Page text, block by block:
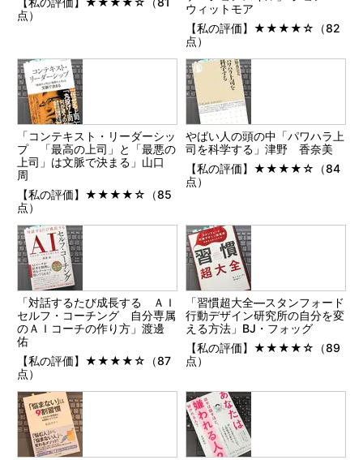
点）
ウィットモア
【私の評価】★★★★☆（82
点）
「コンテキスト・リーダーシッ
プ 「最高の上司」と「最悪の
上司」は文脈で決まる」山口
周
【私の評価】★★★★☆（85
点）
やばい人の頭の中「パワハラ上
司を科学する」津野 香奈美
【私の評価】★★★★☆（84
点）
「対話するたび成長する ＡＩ
セルフ・コーチング 自分専属
のＡＩコーチの作り方」渡邊
佑
【私の評価】★★★★☆（87
点）
「習慣超大全―スタンフォード
行動デザイン研究所の自分を変
える方法」BJ・フォッグ
【私の評価】★★★★☆（89
点）